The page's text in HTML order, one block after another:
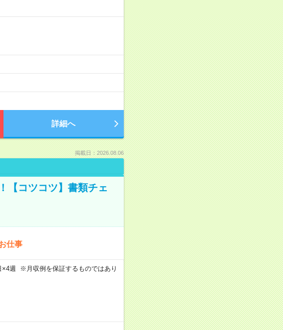
詳細へ
掲載日：2026.08.06
【コツコツ】書類チェ
仕事
週 ※月収例を保証するものではあり